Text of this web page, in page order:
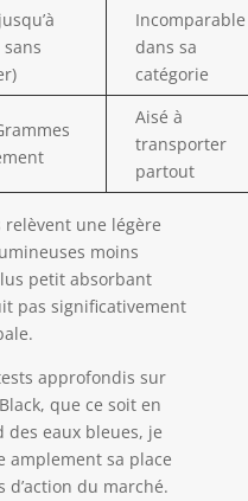
HERO12
immortalise
avec des
nets et une
à la
HDR
à grande
dynamique),
prend
des
27 MP. Vous
également
allant
24,7 MP à
de vos vidéos
avec
GoPro
Incomparable
dans sa
catégorie
Aisé à
transporter
partout
une légère
moins
petit absorbant
pas significativement
approfondis sur
que ce soit en
eaux bleues, je
amplement sa place
du marché.